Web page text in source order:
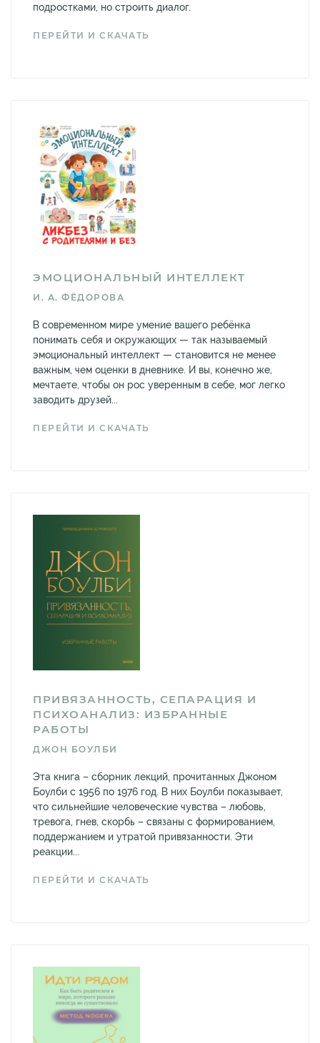
подростками, но строить диалог.
ПЕРЕЙТИ И СКАЧАТЬ
ЭМОЦИОНАЛЬНЫЙ ИНТЕЛЛЕКТ
И. А. ФЁДОРОВА
В современном мире умение вашего ребёнка
понимать себя и окружающих — так называемый
эмоциональный интеллект — становится не менее
важным, чем оценки в дневнике. И вы, конечно же,
мечтаете, чтобы он рос уверенным в себе, мог легко
заводить друзей...
ПЕРЕЙТИ И СКАЧАТЬ
ПРИВЯЗАННОСТЬ, СЕПАРАЦИЯ И
ПСИХОАНАЛИЗ: ИЗБРАННЫЕ
РАБОТЫ
ДЖОН БОУЛБИ
Эта книга – сборник лекций, прочитанных Джоном
Боулби с 1956 по 1976 год. В них Боулби показывает,
что сильнейшие человеческие чувства – любовь,
тревога, гнев, скорбь – связаны с формированием,
поддержанием и утратой привязанности. Эти
реакции...
ПЕРЕЙТИ И СКАЧАТЬ